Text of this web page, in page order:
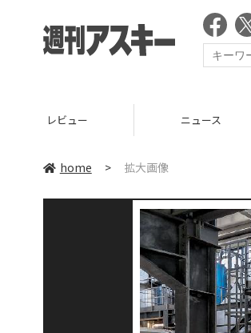
レビュー ニュース
home > 拡大画像